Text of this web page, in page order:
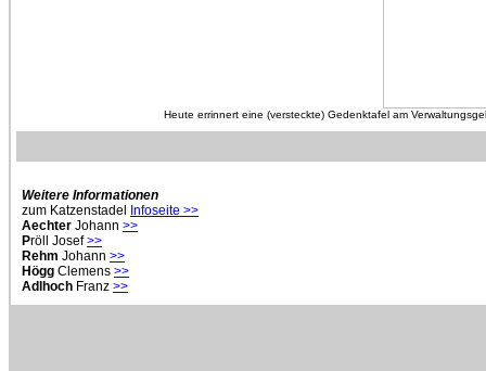
Heute errinnert eine (versteckte) Gedenktafel am
Weitere Informationen
zum Katzenstadel
Infoseite >>
Aechter Johann >>
Pröll Josef>>
Rehm Johann >>
Högg Clemens >>
Adlhoch Franz >>